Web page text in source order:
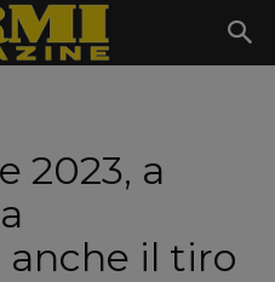
2023, a
il tiro